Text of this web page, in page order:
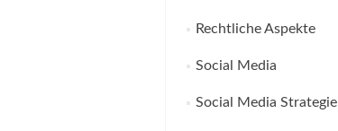
Rechtliche Aspekte
Social Media
Social Media Strategie